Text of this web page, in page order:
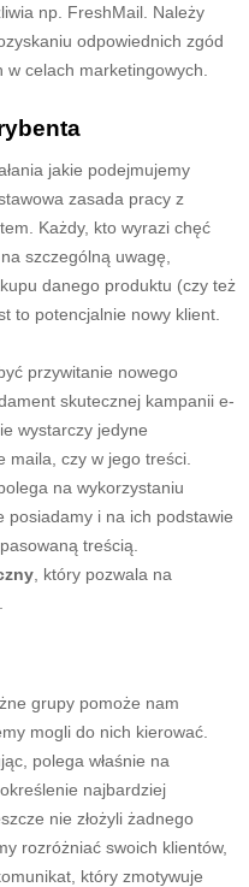
np. FreshMail. Należy
odpowiednich zgód
celach marketingowych.
jakie podejmujemy
zasada pracy z
Każdy, kto wyrazi chęć
szczególną uwagę,
danego produktu (czy też
to potencjalnie nowy klient.
przywitanie nowego
skutecznej kampanii e-
wystarczy jedyne
maila, czy w jego treści.
na wykorzystaniu
posiadamy i na ich podstawie
treścią.
, który pozwala na
grupy pomoże nam
mogli do nich kierować.
polega właśnie na
najbardziej
nie złożyli żadnego
rozróżniać swoich klientów,
który zmotywuje